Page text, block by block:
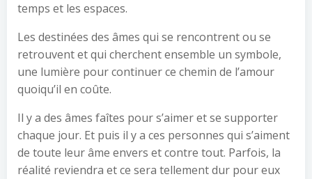
temps et les espaces.
Les destinées des âmes qui se rencontrent ou se
retrouvent et qui cherchent ensemble un symbole,
une lumière pour continuer ce chemin de l’amour
quoiqu’il en coûte.
Il y a des âmes faîtes pour s’aimer et se supporter
chaque jour. Et puis il y a ces personnes qui s’aiment
de toute leur âme envers et contre tout. Parfois, la
réalité reviendra et ce sera tellement dur pour eux